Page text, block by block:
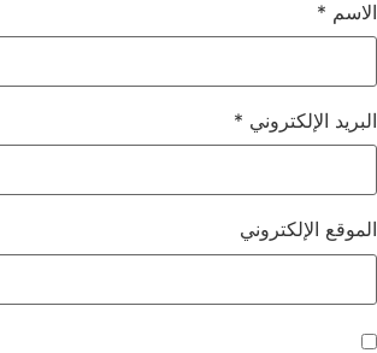
الاسم *
البريد الإلكتروني *
الموقع الإلكتروني